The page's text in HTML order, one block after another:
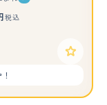
税込